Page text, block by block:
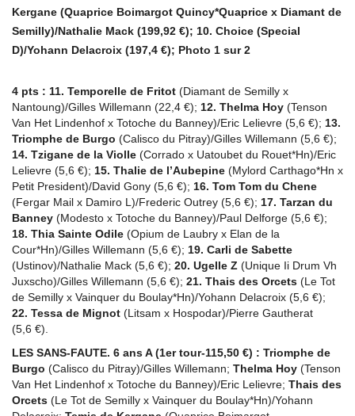
Kergane (Quaprice Boimargot Quincy*Quaprice x Diamant de
Semilly)/Nathalie Mack (199,92 €); 10. Choice (Special
D)/Yohann Delacroix (197,4 €); Photo 1 sur 2
4 pts : 11. Temporelle de Fritot (Diamant de Semilly x
Nantoung)/Gilles Willemann (22,4 €); 12. Thelma Hoy (Tenson
Van Het Lindenhof x Totoche du Banney)/Eric Lelievre (5,6 €); 13.
Triomphe de Burgo (Calisco du Pitray)/Gilles Willemann (5,6 €);
14. Tzigane de la Violle (Corrado x Uatoubet du Rouet*Hn)/Eric
Lelievre (5,6 €); 15. Thalie de l’Aubepine (Mylord Carthago*Hn x
Petit President)/David Gony (5,6 €); 16. Tom Tom du Chene
(Fergar Mail x Damiro L)/Frederic Outrey (5,6 €); 17. Tarzan du
Banney (Modesto x Totoche du Banney)/Paul Delforge (5,6 €);
18. Thia Sainte Odile (Opium de Laubry x Elan de la
Cour*Hn)/Gilles Willemann (5,6 €); 19. Carli de Sabette
(Ustinov)/Nathalie Mack (5,6 €); 20. Ugelle Z (Unique Ii Drum Vh
Juxscho)/Gilles Willemann (5,6 €); 21. Thais des Orcets (Le Tot
de Semilly x Vainquer du Boulay*Hn)/Yohann Delacroix (5,6 €);
22. Tessa de Mignot (Litsam x Hospodar)/Pierre Gautherat
(5,6 €).
LES SANS-FAUTE. 6 ans A (1er tour-115,50 €) : Triomphe de
Burgo (Calisco du Pitray)/Gilles Willemann; Thelma Hoy (Tenson
Van Het Lindenhof x Totoche du Banney)/Eric Lelievre; Thais des
Orcets (Le Tot de Semilly x Vainquer du Boulay*Hn)/Yohann